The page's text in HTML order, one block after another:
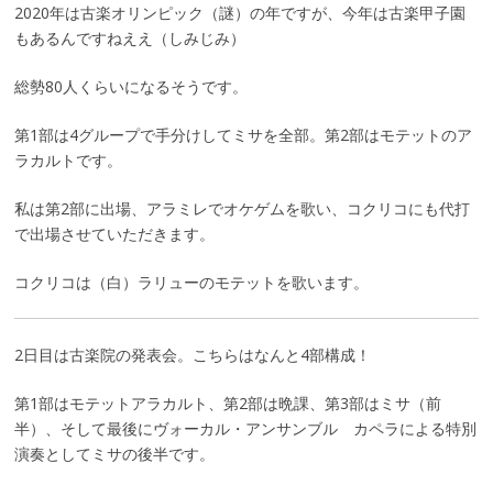
2020年は古楽オリンピック（謎）の年ですが、今年は古楽甲子園
もあるんですねええ（しみじみ）
総勢80人くらいになるそうです。
第1部は4グループで手分けしてミサを全部。第2部はモテットのア
ラカルトです。
私は第2部に出場、アラミレでオケゲムを歌い、コクリコにも代打
で出場させていただきます。
コクリコは（白）ラリューのモテットを歌います。
2日目は古楽院の発表会。こちらはなんと4部構成！
第1部はモテットアラカルト、第2部は晩課、第3部はミサ（前
半）、そして最後にヴォーカル・アンサンブル カペラによる特別
演奏としてミサの後半です。